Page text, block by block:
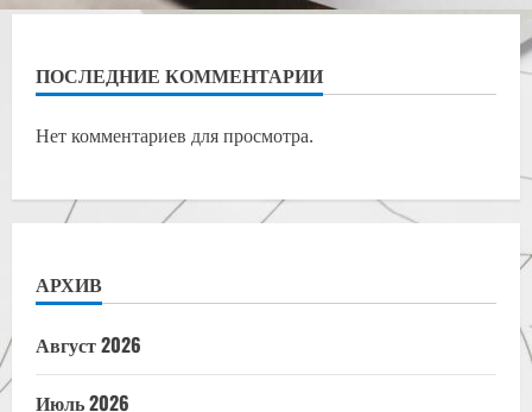
ПОСЛЕДНИЕ КОММЕНТАРИИ
Нет комментариев для просмотра.
АРХИВ
Август 2026
Июль 2026